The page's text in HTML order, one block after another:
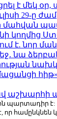
է մեկ օր,
29-ը
մահվան
է. նոր
նա
ին
որ